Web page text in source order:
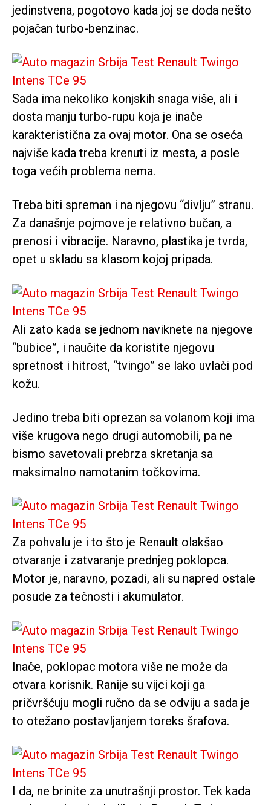
jedinstvena, pogotovo kada joj se doda nešto
pojačan turbo-benzinac.
Sada ima nekoliko konjskih snaga više, ali i
dosta manju turbo-rupu koja je inače
karakteristična za ovaj motor. Ona se oseća
najviše kada treba krenuti iz mesta, a posle
toga većih problema nema.
Treba biti spreman i na njegovu “divlju” stranu.
Za današnje pojmove je relativno bučan, a
prenosi i vibracije. Naravno, plastika je tvrda,
opet u skladu sa klasom kojoj pripada.
Ali zato kada se jednom naviknete na njegove
“bubice”, i naučite da koristite njegovu
spretnost i hitrost, “tvingo” se lako uvlači pod
kožu.
Jedino treba biti oprezan sa volanom koji ima
više krugova nego drugi automobili, pa ne
bismo savetovali prebrza skretanja sa
maksimalno namotanim točkovima.
Za pohvalu je i to što je Renault olakšao
otvaranje i zatvaranje prednjeg poklopca.
Motor je, naravno, pozadi, ali su napred ostale
posude za tečnosti i akumulator.
Inače, poklopac motora više ne može da
otvara korisnik. Ranije su vijci koji ga
pričvršćuju mogli ručno da se odviju a sada je
to otežano postavljanjem toreks šrafova.
I da, ne brinite za unutrašnji prostor. Tek kada